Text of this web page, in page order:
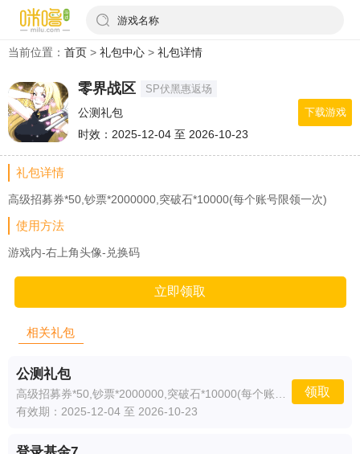
游戏名称
当前位置： 首页 > 礼包中心 > 礼包详情
零界战区 SP伏黑惠返场
公测礼包
时效：2025-12-04 至 2026-10-23
下载游戏
礼包详情
高级招募券*50,钞票*2000000,突破石*10000(每个账号限领一次)
使用方法
游戏内-右上角头像-兑换码
立即领取
相关礼包
公测礼包
有效期：2025-12-04 至 2026-10-23
领取